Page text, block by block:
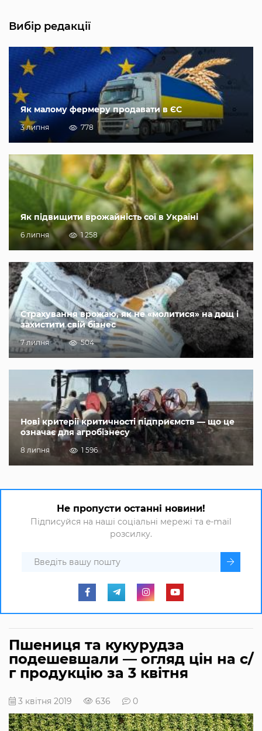
Вибір редакції
Як малому фермеру продавати в ЄС
3 липня 778
Як підвищити врожайність сої в Україні
6 липня 1 258
Страхування врожаю, як не «молитися» на дощ і
захистити свій бізнес
7 липня 504
Нові критерії критичності підприємств — що це
означає для агробізнесу
8 липня 1 596
Не пропусти останні новини!
Підписуйся на наші соціальні мережі та e-mail
розсилку.
Пшениця та кукурудза
подешевшали — огляд цін на с/
г продукцію за 3 квітня
3 квітня 2019 636 0